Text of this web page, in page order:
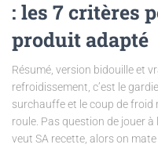
: les 7 critères
produit adapté
Résumé, version bidouille et
refroidissement, c’est le
surchauffe et le coup de
roule. Pas question de jouer
veut SA recette, alors on